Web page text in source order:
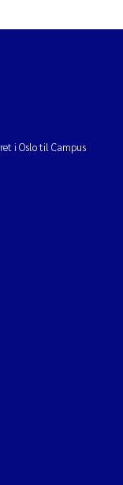
i Oslo til Campus